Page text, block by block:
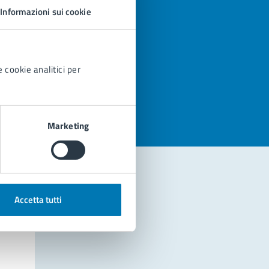
Informazioni sui cookie
cookie analitici per
Marketing
Accetta tutti